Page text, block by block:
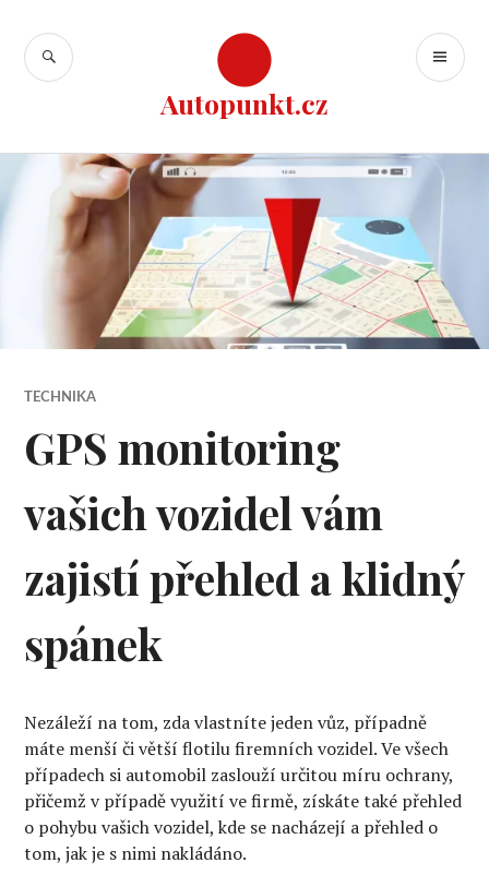
obsahu
Autopunkt.cz
HLEDAT
TECHNIKA
GPS monitoring
vašich vozidel vám
zajistí přehled a klidný
spánek
Nezáleží na tom, zda vlastníte jeden vůz, případně
máte menší či větší flotilu firemních vozidel. Ve všech
případech si automobil zaslouží určitou míru ochrany,
přičemž v případě využití ve firmě, získáte také přehled
o pohybu vašich vozidel, kde se nacházejí a přehled o
tom, jak je s nimi nakládáno.